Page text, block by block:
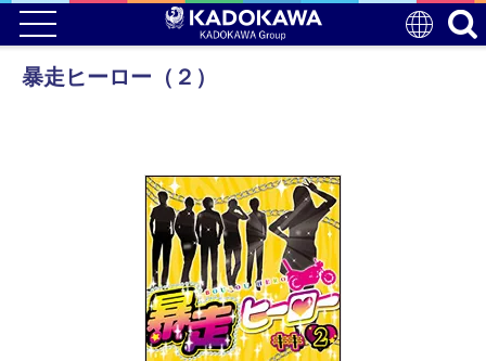
暴走ヒーロー（２）